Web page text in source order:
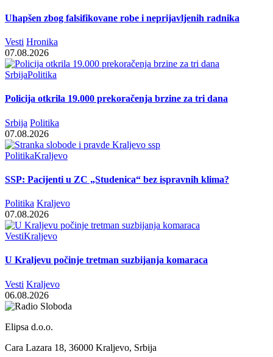
Uhapšen zbog falsifikovane robe i neprijavljenih radnika
Vesti Hronika
07.08.2026
SrbijaPolitika
Policija otkrila 19.000 prekoračenja brzine za tri dana
Srbija Politika
07.08.2026
PolitikaKraljevo
SSP: Pacijenti u ZC „Studenica“ bez ispravnih klima?
Politika Kraljevo
07.08.2026
VestiKraljevo
U Kraljevu počinje tretman suzbijanja komaraca
Vesti Kraljevo
06.08.2026
Elipsa d.o.o.
Cara Lazara 18, 36000 Kraljevo, Srbija